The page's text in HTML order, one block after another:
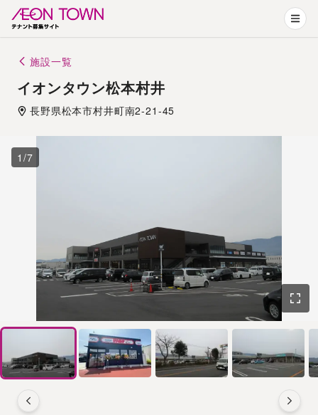
施設一覧
イオンタウン松本村井
長野県松本市村井町南2-21-45
1 /7